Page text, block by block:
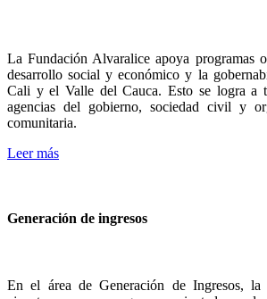
La Fundación Alvaralice apoya programas
desarrollo social y económico y la
Cali y el Valle del Cauca. Esto se logra a
agencias del gobierno, sociedad civil y
comunitaria.
Leer más
Generación de ingresos
En el área de Generación de Ingresos, la